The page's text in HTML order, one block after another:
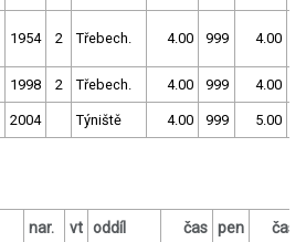
1954 2 Třebech. 4.00 999 4.00
1998 2 Třebech. 4.00 999 4.00
2004 Týniště 4.00 999 5.00
nar. vt oddíl čas pen čas